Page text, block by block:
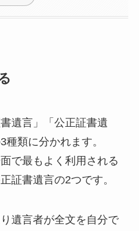
遺言」「公正証書遺
類に分かれます。
で最もよく利用される
証書遺言の2つです。
遺言者が全文を自分で